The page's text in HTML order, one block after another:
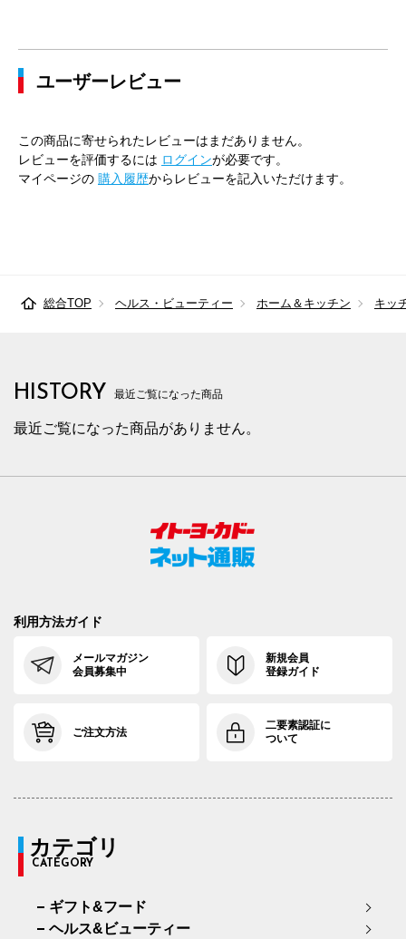
ユーザーレビュー
この商品に寄せられたレビューはまだありません。
レビューを評価するには ログインが必要です。
マイページの 購入履歴からレビューを記入いただけます。
総合TOP ヘルス・ビューティー ホーム＆キッチン キッ
HISTORY 最近ご覧になった商品
最近ご覧になった商品がありません。
利用方法ガイド
メールマガジン
会員募集中
新規会員
登録ガイド
ご注文方法
二要素認証に
ついて
カテゴリ
CATEGORY
ギフト&フード
ヘルス&ビューティー